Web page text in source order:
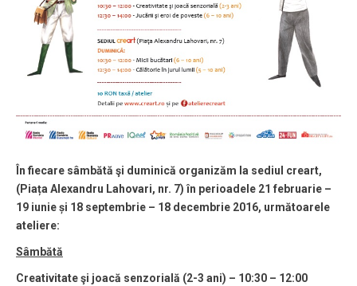
În fiecare sâmbătă şi duminică organizăm la sediul creart,
(Piața Alexandru Lahovari, nr. 7) în perioadele 21 februarie –
19 iunie și 18 septembrie – 18 decembrie 2016, următoarele
ateliere:
Sâmbătă
Creativitate şi joacă senzorială (2-3 ani) – 10:30 – 12:00